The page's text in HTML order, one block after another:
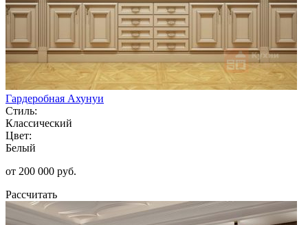
Гардеробная Ахунуи
Стиль:
Классический
Цвет:
Белый
от 200 000 руб.
Рассчитать